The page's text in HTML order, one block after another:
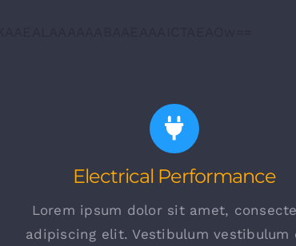
Electrical Performance
Lorem ipsum dolor sit amet,
adipiscing elit. Vestibulum vestibulum